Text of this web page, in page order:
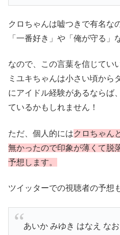
クロちゃんは嘘つきで有名な
「一番好き」や「俺が守る」
なので、この言葉を信じてい
ミユキちゃんは小さい頃から
にアイドル経験があるならば
ているかもしれません！
ただ、個人的にはクロちゃん
無かったので印象が薄くて脱
予想します。
ツイッターでの視聴者の予想
あいか みゆき はなえ な